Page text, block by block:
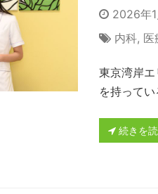
2026年1
内科, 医
東京湾岸
を持ってい
続きを